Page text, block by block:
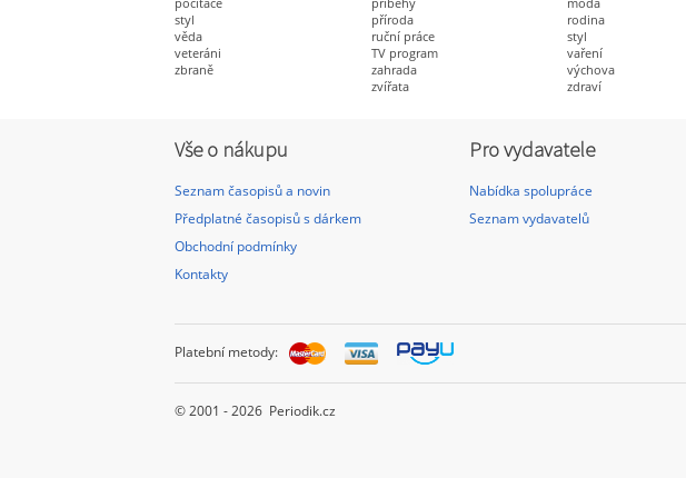
styl
věda
veteráni
zbraně
příroda
ruční práce
TV program
zahrada
zvířata
rodina
styl
vaření
výchova
zdraví
Vše o nákupu
Seznam časopisů a novin
Předplatné časopisů s dárkem
Obchodní podmínky
Kontakty
Pro vydavatele
Nabídka spolupráce
Seznam vydavatelů
Platební metody:
© 2001 - 2026 Periodik.cz